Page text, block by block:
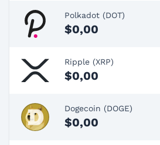
Polkadot (DOT)
$0,00
Ripple (XRP)
$0,00
Dogecoin (DOGE)
$0,00